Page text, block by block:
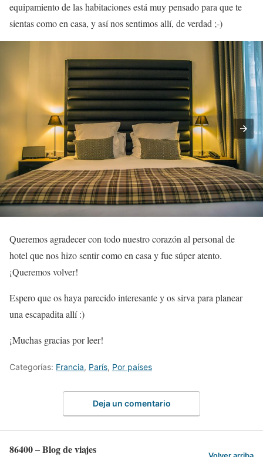
equipamiento de las habitaciones está muy pensado para que te
sientas como en casa, y así nos sentimos allí, de verdad ;-)
Queremos agradecer con todo nuestro corazón al personal de
hotel que nos hizo sentir como en casa y fue súper atento.
¡Queremos volver!
Espero que os haya parecido interesante y os sirva para planear
una escapadita allí :)
¡Muchas gracias por leer!
Categorías: Francia, París, Por países
Deja un comentario
86400 – Blog de viajes